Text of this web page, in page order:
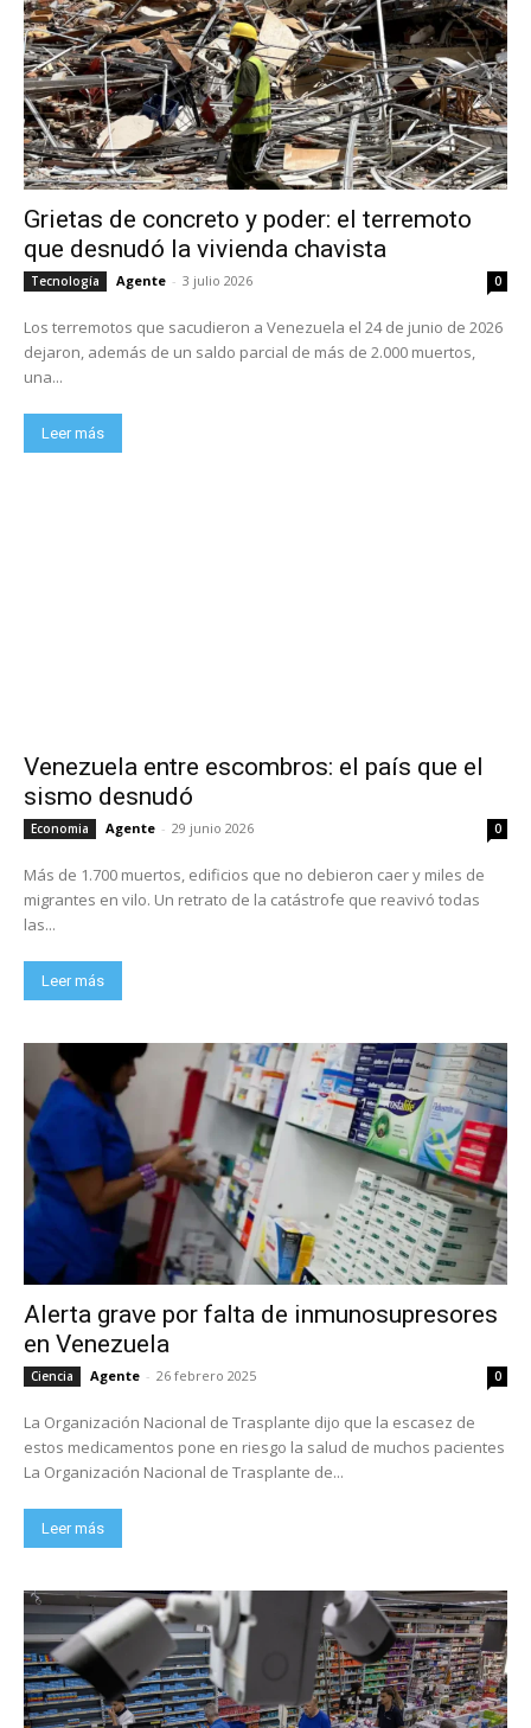
Grietas de concreto y poder: el terremoto
que desnudó la vivienda chavista
Tecnología Agente - 3 julio 2026 0
Los terremotos que sacudieron a Venezuela el 24 de junio de 2026
dejaron, además de un saldo parcial de más de 2.000 muertos,
una...
Leer más
Venezuela entre escombros: el país que el
sismo desnudó
Economia Agente - 29 junio 2026 0
Más de 1.700 muertos, edificios que no debieron caer y miles de
migrantes en vilo. Un retrato de la catástrofe que reavivó todas
las...
Leer más
Alerta grave por falta de inmunosupresores
en Venezuela
Ciencia Agente - 26 febrero 2025 0
La Organización Nacional de Trasplante dijo que la escasez de
estos medicamentos pone en riesgo la salud de muchos pacientes
La Organización Nacional de Trasplante de...
Leer más